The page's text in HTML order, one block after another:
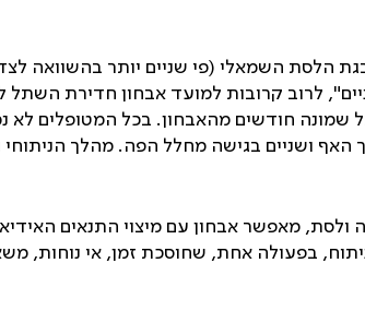
הלסת השמאלי (פי שניים יותר בהשוואה
לרוב קרובות למועד אבחון חדירת
חודשים מהאבחון. בכל המטופלים לא
האף ושניים בגישה מחלל הפה. מהלך הניתוחי
ולסת, מאפשר אבחון עם מיצוי התנאים
בפעולה אחת, שחוסכת זמן, אי נוחות,